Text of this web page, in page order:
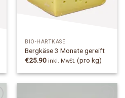
BIO-HARTKÄSE
Bergkäse 3 Monate gereift
€25.90 inkl. MwSt. (pro kg)